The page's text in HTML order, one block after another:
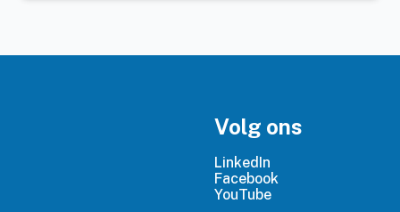
Volg ons
LinkedIn
Facebook
YouTube